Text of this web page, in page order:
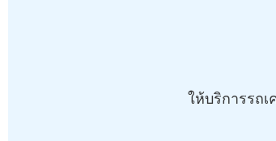
ให้บริการรถ